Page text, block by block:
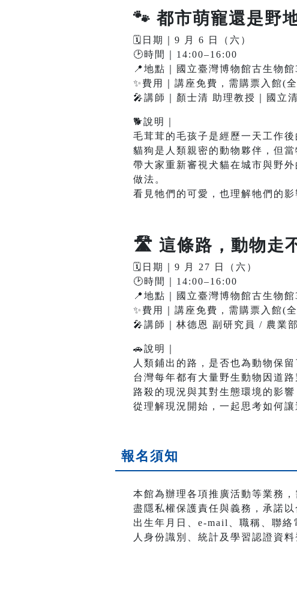
🐾 都市萌寵還是野
🗓️日期｜9 月 6 日（六）
🕑時間｜14:00–16:00
📍地點｜國立臺灣博物館古生物
✨費用｜講座免費，需購票入館(
🎤講師｜顏士清 助理教授｜國立
🐕說明｜
毛茸茸的毛孩子是經歷一天工作
貓狗是人類親密的動物夥伴，但
帶大家重新審視犬貓在城市與野
做法。
看見牠們的可愛，也理解牠們的影
🛣️ 這條路，動物走
🗓️日期｜9 月 27 日（六）
🕑時間｜14:00–16:00
📍地點｜國立臺灣博物館古生物
✨費用｜講座免費，需購票入館(
🎤講師｜林德恩 副研究員 / 農業
🚗說明｜
人類鋪出的路，是否也為動物保留
台灣每年都有大量野生動物因道
路殺的現況與其對生態環境的影
從理解現況開始，一起思考如何
報名須知
本館為辦理各項推廣活動等業務
盡隱私權保護責任與義務，承諾
出生年月日、e-mail、職稱、聯
人身份識別、統計及學習認證資料